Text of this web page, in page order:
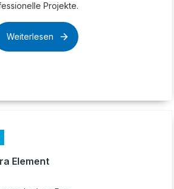
Projekte.
Weiterlesen
Element